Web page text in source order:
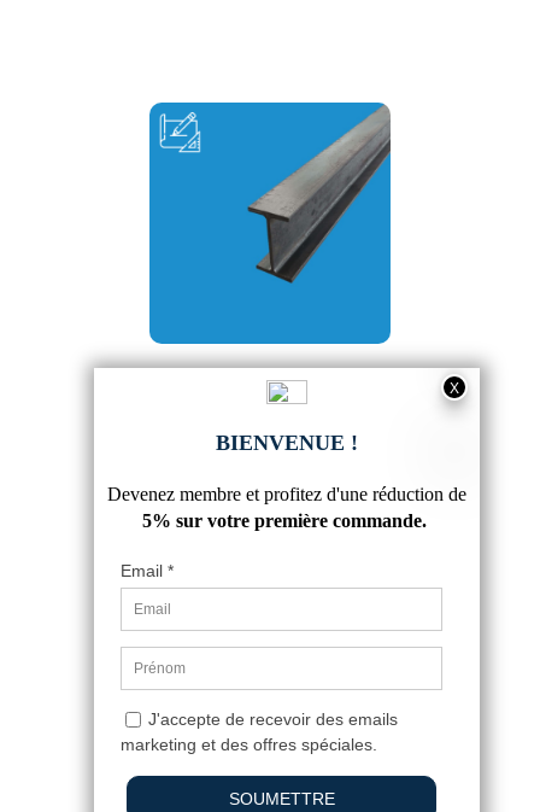
POUTRE IPE SUR MESURE
33,22 €
5 /5 -10 avis